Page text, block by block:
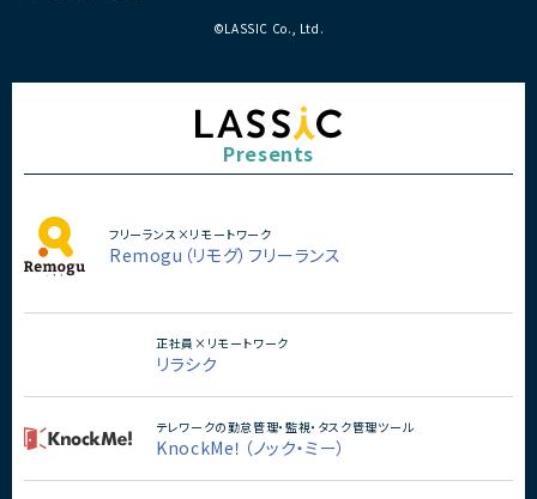
©LASSIC Co., Ltd.
Presents
フリーランス×リモートワーク
Remogu（リモグ）フリーランス
正社員×リモートワーク
リラシク
テレワークの勤怠管理・監視・タスク管理ツール
KnockMe！（ノック・ミー）